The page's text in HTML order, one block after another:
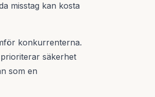
misstag kan kosta
konkurrenterna.
säkerhet
som en